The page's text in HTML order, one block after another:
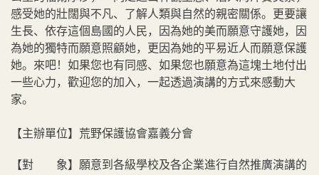
感受她的壯闊與不凡、了解人類與自然的親密關係。更要讓
生長、依存這個島國的人民，因為她的美而願意守護她，因
為她的獨特而願意照顧她，更因為她的平易近人而願意保護
她。來吧！如果您也有同感、如果您也願意為這塊土地付出
一些心力，歡迎您的加入，一起透過演講的方式來感動大
家。
【主辦單位】荒野保護協會嘉義分會
【對 象】願意到各級學校及各企業進行自然推廣演講的